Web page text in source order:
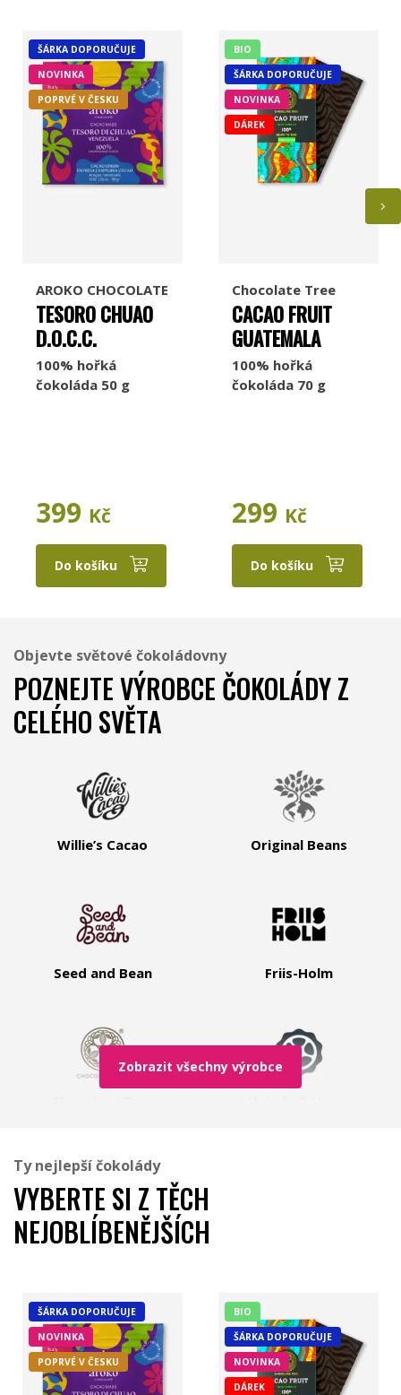
ŠÁRKA DOPORUČUJE
NOVINKA
POPRVÉ V ČESKU
AROKO CHOCOLATE
TESORO CHUAO
D.O.C.C.
100% hořká
čokoláda 50 g
399 Kč
Do košíku
BIO
ŠÁRKA DOPORUČUJE
NOVINKA
DÁREK
Chocolate Tree
CACAO FRUIT
GUATEMALA
100% hořká
čokoláda 70 g
299 Kč
Do košíku
Objevte světové čokoládovny
POZNEJTE VÝROBCE ČOKOLÁDY Z
CELÉHO SVĚTA
Willie’s Cacao Original Beans
Seed and Bean Friis-Holm
Míšina čokoláda
Jordi's Pump Street Chocolate
Zobrazit všechny výrobce
Ty nejlepší čokolády
VYBERTE SI Z TĚCH
NEJOBLÍBENĚJŠÍCH
ŠÁRKA DOPORUČUJE
NOVINKA
POPRVÉ V ČESKU
BIO
ŠÁRKA DOPORUČUJE
NOVINKA
DÁREK